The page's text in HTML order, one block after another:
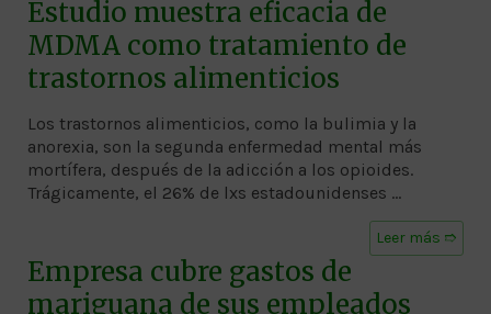
Estudio muestra eficacia de
MDMA como tratamiento de
trastornos alimenticios
Los trastornos alimenticios, como la bulimia y la
anorexia, son la segunda enfermedad mental más
mortífera, después de la adicción a los opioides.
Trágicamente, el 26% de lxs estadounidenses …
Leer más ➱
Empresa cubre gastos de
mariguana de sus empleados